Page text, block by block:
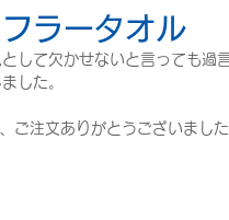
ラータオル
して欠かせないと言っても過
した。
ご注文ありがとうございました